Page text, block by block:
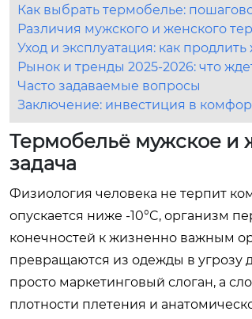
Как выбрать термобелье:
Различия мужского и женского
Уход и эксплуатация: как
Рынок и тренды 2025-2026: что
Часто задаваемые вопросы
Заключение: инвестиция в
Термобельё мужское и
задача
Физиология человека не терпит
опускается ниже -10°C, организм
конечностей к жизненно важным
превращаются из одежды в угрозу
просто маркетинговый слоган, а
плотности плетения и